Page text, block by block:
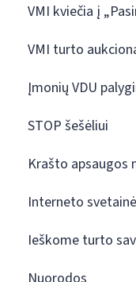
VMI kviečia į
VMI turto
Įmonių VDU
STOP šešėliui
Krašto
Interneto
Ieškome turto
Nuorodos